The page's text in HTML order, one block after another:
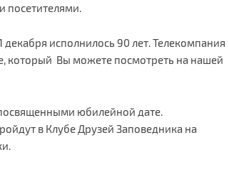
посетителями.
исполнилось 90 лет. Телекомпания
который Вы можете посмотреть на нашей
юбилейной дате.
в Клубе Друзей Заповедника на